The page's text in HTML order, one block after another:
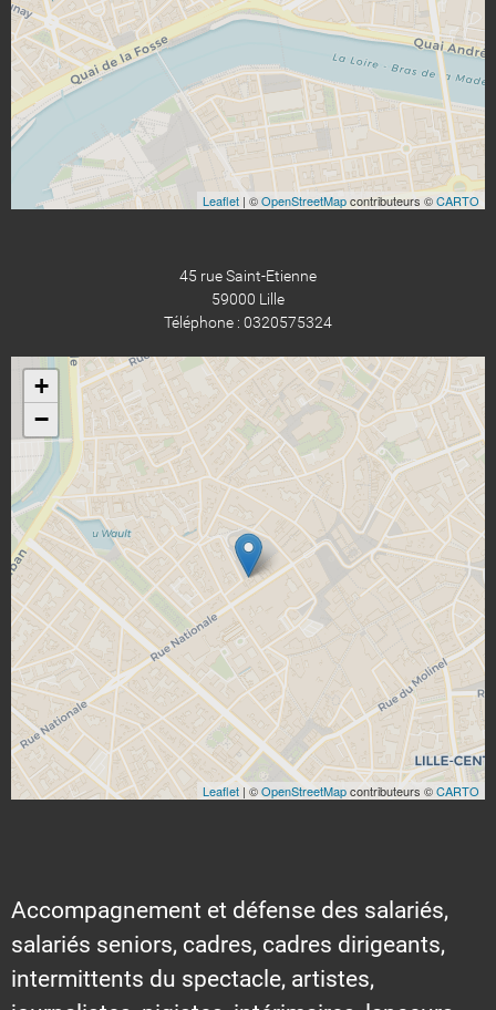
Leaflet | ©OpenStreetMapcontributeurs ©CARTO
45 rue Saint-Etienne
59000 Lille
Téléphone : 0320575324
+
−
Leaflet | ©OpenStreetMapcontributeurs ©CARTO
Accompagnement et défense des salariés,
salariés seniors, cadres, cadres dirigeants,
intermittents du spectacle, artistes,